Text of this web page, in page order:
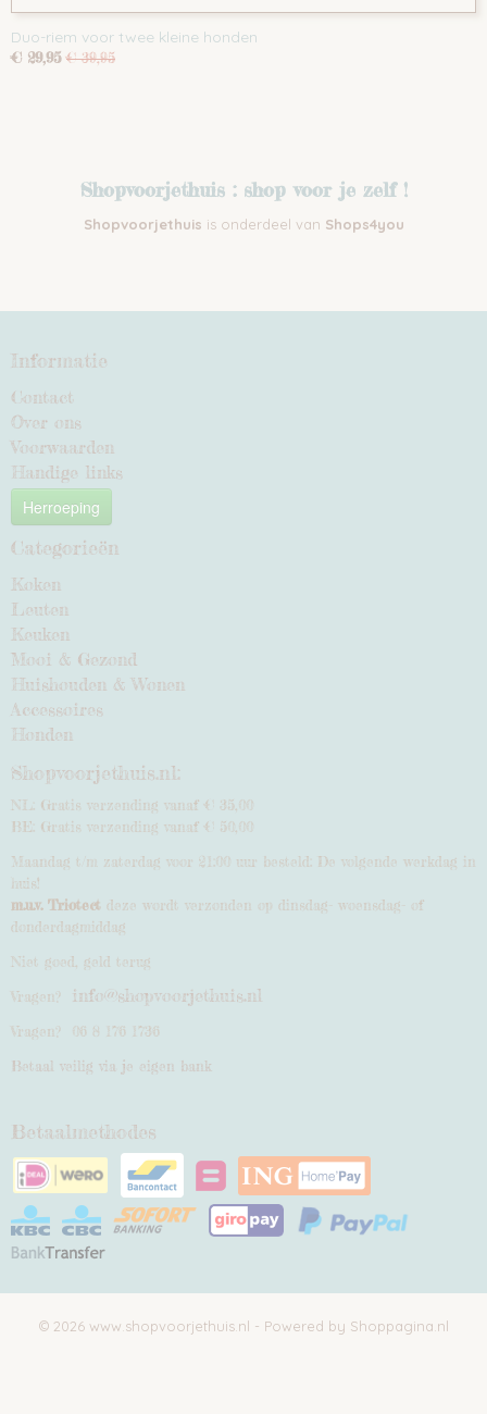
Duo-riem voor twee kleine honden
€ 29,95 € 39,95
Shopvoorjethuis : shop voor je zelf !
Shopvoorjethuis is onderdeel van Shops4you
Informatie
Contact
Over ons
Voorwaarden
Handige links
Herroeping
Categorieën
Koken
Leuten
Keuken
Mooi & Gezond
Huishouden & Wonen
Accessoires
Honden
Shopvoorjethuis.nl:
NL: Gratis verzending vanaf € 35,00
BE: Gratis verzending vanaf € 50,00
Maandag t/m zaterdag voor 21:00 uur besteld: De volgende werkdag in
huis!
m.u.v. Triotect deze wordt verzonden op dinsdag- woensdag- of
donderdagmiddag
Niet goed, geld terug
Vragen? info@shopvoorjethuis.nl
Vragen? 06 8 176 1736
Betaal veilig via je eigen bank
Betaalmethodes
© 2026 www.shopvoorjethuis.nl - Powered by Shoppagina.nl